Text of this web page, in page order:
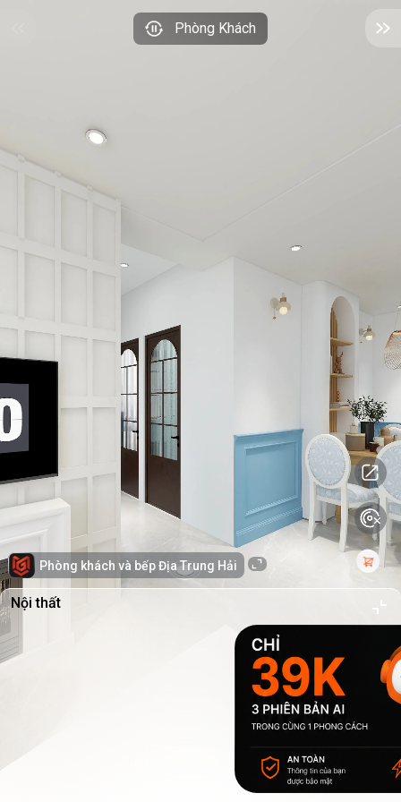
Phòng Khách
Phòng khách và bếp Địa Trung Hải
Nội thất